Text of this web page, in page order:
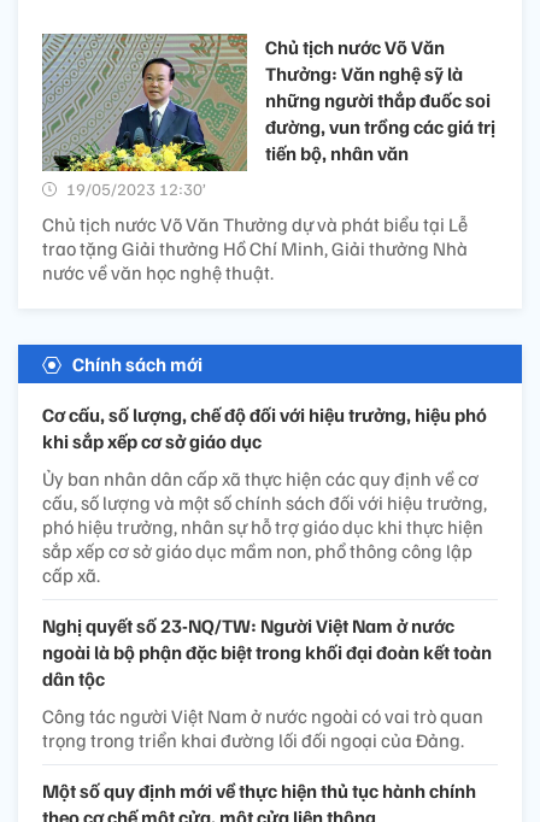
Chủ tịch nước Võ Văn
Thưởng: Văn nghệ sỹ là
những người thắp đuốc soi
đường, vun trồng các giá trị
tiến bộ, nhân văn
19/05/2023 12:30’
Chủ tịch nước Võ Văn Thưởng dự và phát biểu tại Lễ
trao tặng Giải thưởng Hồ Chí Minh, Giải thưởng Nhà
nước về văn học nghệ thuật.
Chính sách mới
Cơ cấu, số lượng, chế độ đối với hiệu trưởng, hiệu phó
khi sắp xếp cơ sở giáo dục
Ủy ban nhân dân cấp xã thực hiện các quy định về cơ
cấu, số lượng và một số chính sách đối với hiệu trưởng,
phó hiệu trưởng, nhân sự hỗ trợ giáo dục khi thực hiện
sắp xếp cơ sở giáo dục mầm non, phổ thông công lập
cấp xã.
Nghị quyết số 23-NQ/TW: Người Việt Nam ở nước
ngoài là bộ phận đặc biệt trong khối đại đoàn kết toàn
dân tộc
Công tác người Việt Nam ở nước ngoài có vai trò quan
trọng trong triển khai đường lối đối ngoại của Đảng.
Một số quy định mới về thực hiện thủ tục hành chính